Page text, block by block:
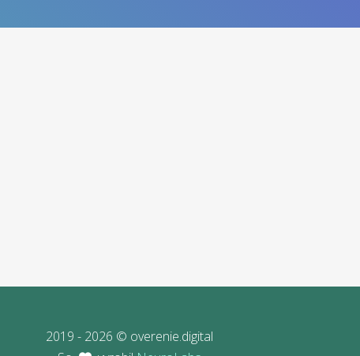
2019 - 2026 © overenie.digital